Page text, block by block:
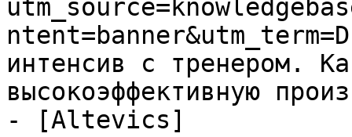
интенсив с тренером.
высокоэффективную
- [Altevics]